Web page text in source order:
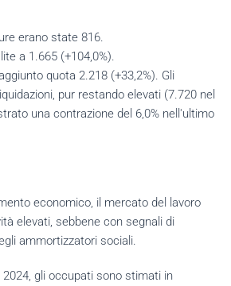
erano state 816.
a 1.665 (+104,0%).
quota 2.218 (+33,2%). Gli
pur restando elevati (7.720 nel
una contrazione del 6,0% nell'ultimo
economico, il mercato del lavoro
elevati, sebbene con segnali di
ammortizzatori sociali.
2024, gli occupati sono stimati in